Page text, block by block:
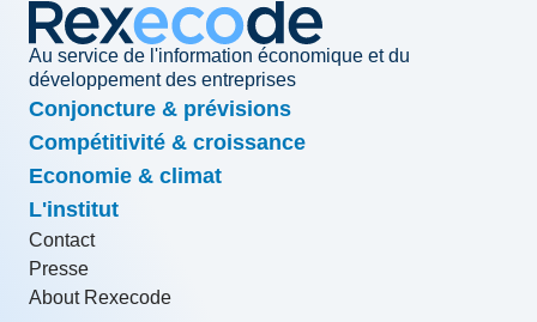
Au service de l'information économique et du
développement des entreprises
Conjoncture & prévisions
Compétitivité & croissance
Economie & climat
L'institut
Contact
Presse
About Rexecode